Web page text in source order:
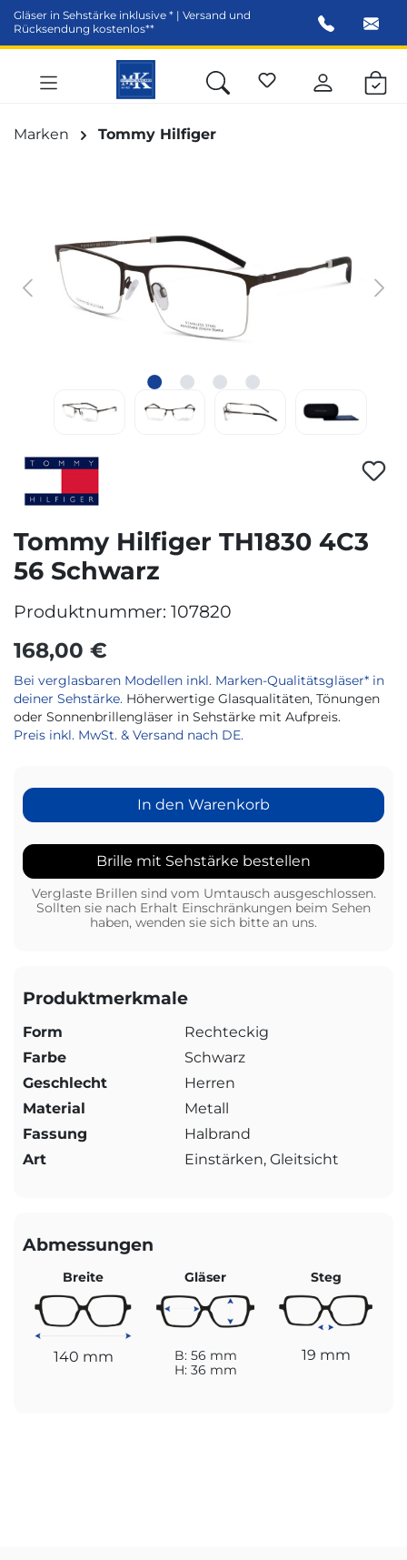
springen
Gläser in Sehstärke inklusive * | Versand und
Rücksendung kostenlos**
Marken Tommy Hilfiger
Tommy Hilfiger TH1830 4C3
56 Schwarz
Produktnummer: 107820
168,00 €
Bei verglasbaren Modellen inkl. Marken-Qualitätsgläser* in
deiner Sehstärke. Höherwertige Glasqualitäten, Tönungen
oder Sonnenbrillengläser in Sehstärke mit Aufpreis.
Preis inkl. MwSt. & Versand nach DE.
In den Warenkorb
Brille mit Sehstärke bestellen
Verglaste Brillen sind vom Umtausch ausgeschlossen.
Sollten sie nach Erhalt Einschränkungen beim Sehen
haben, wenden sie sich bitte an uns.
Produktmerkmale
Form
Rechteckig
Farbe
Schwarz
Geschlecht
Herren
Material
Metall
Fassung
Halbrand
Art
Einstärken, Gleitsicht
Abmessungen
Breite
140 mm
Gläser
B: 56 mm
H: 36 mm
Steg
19 mm